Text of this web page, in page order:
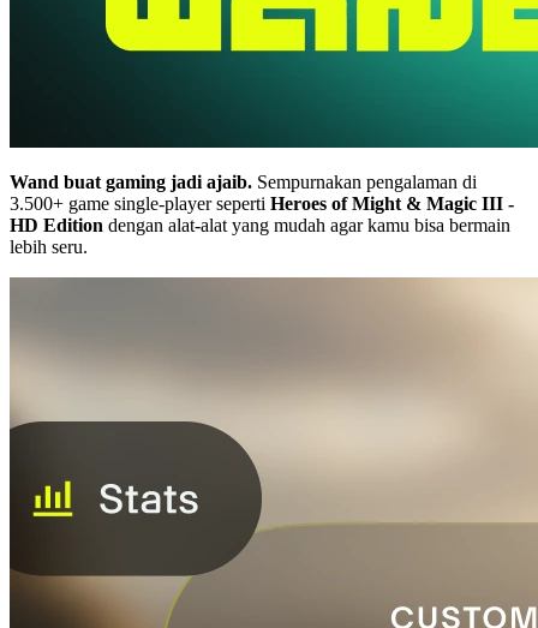
Wand buat gaming jadi ajaib. Sempurnakan pengalaman di
3.500+ game single-player seperti Heroes of Might & Magic III -
HD Edition dengan alat-alat yang mudah agar kamu bisa bermain
lebih seru.